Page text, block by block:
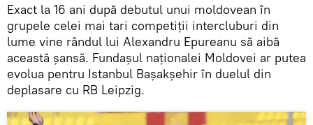
Exact la 16 ani după debutul unui moldovean în
grupele celei mai tari competiții intercluburi din
lume vine rândul lui Alexandru Epureanu să aibă
această șansă. Fundașul naționalei Moldovei ar putea
evolua pentru Istanbul Bașakșehir în duelul din
deplasare cu RB Leipzig.